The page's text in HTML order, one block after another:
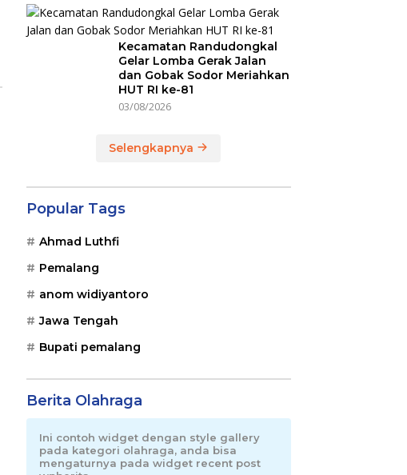
Kecamatan Randudongkal
Gelar Lomba Gerak Jalan
dan Gobak Sodor Meriahkan
HUT RI ke-81
03/08/2026
Selengkapnya
Popular Tags
Ahmad Luthfi
Pemalang
anom widiyantoro
Jawa Tengah
Bupati pemalang
Berita Olahraga
Ini contoh widget dengan style gallery
pada kategori olahraga, anda bisa
mengaturnya pada widget recent post